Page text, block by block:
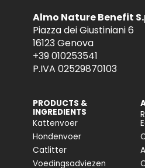
Almo Nature Benefit
Piazza dei Giustiniani 6
16123 Genova
+39 010253541
P.IVA 02529870103
PRODUCTS &
INGREDIENTS
Kattenvoer
Hondenvoer
Catlitter
Voedingsadviezen